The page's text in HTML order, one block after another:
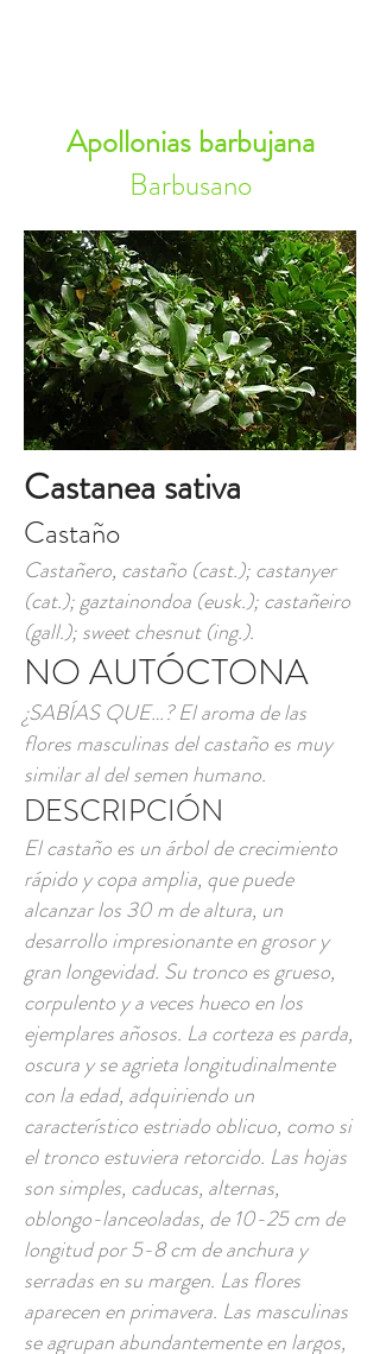
Apollonias barbujana
Barbusano
Castanea sativa
Castaño
Castañero, castaño (cast.); castanyer
(cat.); gaztainondoa (eusk.); castañeiro
(gall.); sweet chesnut (ing.).
NO AUTÓCTONA
¿SABÍAS QUE…? El aroma de las
flores masculinas del castaño es muy
similar al del semen humano.
DESCRIPCIÓN
El castaño es un árbol de crecimiento
rápido y copa amplia, que puede
alcanzar los 30 m de altura, un
desarrollo impresionante en grosor y
gran longevidad. Su tronco es grueso,
corpulento y a veces hueco en los
ejemplares añosos. La corteza es parda,
oscura y se agrieta longitudinalmente
con la edad, adquiriendo un
característico estriado oblicuo, como si
el tronco estuviera retorcido. Las hojas
son simples, caducas, alternas,
oblongo-lanceoladas, de 10-25 cm de
longitud por 5-8 cm de anchura y
serradas en su margen. Las flores
aparecen en primavera. Las masculinas
se agrupan abundantemente en largos,